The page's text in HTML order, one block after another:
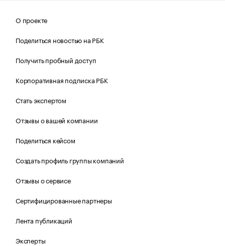
О проекте
Поделиться новостью на РБК
Получить пробный доступ
Корпоративная подписка РБК
Стать экспертом
Отзывы о вашей компании
Поделиться кейсом
Создать профиль группы компаний
Отзывы о сервисе
Сертифицированные партнеры
Лента публикаций
Эксперты